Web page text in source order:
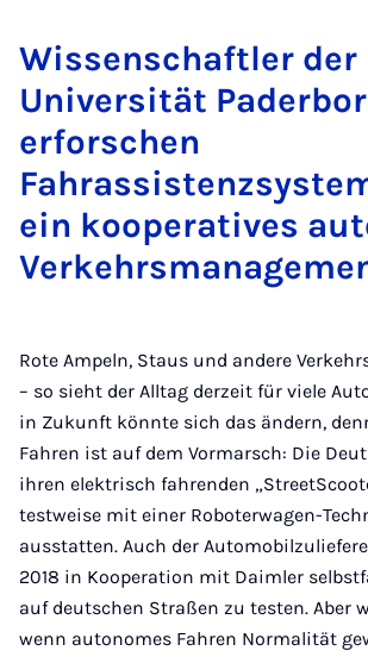
Wissenschaftler der
Universität
erforschen
ein kooperatives
Rote Ampeln, Staus und andere
– so sieht der Alltag derzeit für viele
in Zukunft könnte sich das ändern,
Fahren ist auf dem Vormarsch: Die
ihren elektrisch fahrenden
testweise mit einer Roboterwagen-
ausstatten. Auch der
2018 in Kooperation mit Daimler
auf deutschen Straßen zu testen. Aber
wenn autonomes Fahren Normalität